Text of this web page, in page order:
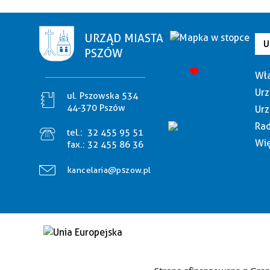
URZĄD MIASTA
PSZÓW
ul. Pszowska 534
44-370 Pszów
tel.: 32 455 95 51
fax.: 32 455 86 36
kancelaria@pszow.pl